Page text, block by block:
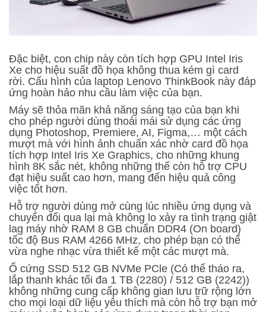
Đặc biệt, con chip này còn tích hợp GPU Intel Iris
Xe cho hiệu suất đồ họa không thua kém gì card
rời. Cấu hình của laptop Lenovo ThinkBook này đáp
ứng hoàn hảo nhu cầu làm việc của bạn.
Máy sẽ thỏa mãn khả năng sáng tạo của bạn khi
cho phép người dùng thoải mái sử dụng các ứng
dụng Photoshop, Premiere, AI, Figma,… một cách
mượt mà với hình ảnh chuẩn xác nhờ card đồ họa
tích hợp Intel Iris Xe Graphics, cho những khung
hình 8K sắc nét, không những thế còn hỗ trợ CPU
đạt hiệu suất cao hơn, mang đến hiệu quả công
việc tốt hơn.
Hỗ trợ người dùng mở cùng lúc nhiều ứng dụng và
chuyển đổi qua lại mà không lo xảy ra tình trạng giật
lag máy nhờ RAM 8 GB chuẩn DDR4 (On board)
tốc độ Bus RAM 4266 MHz, cho phép bạn có thể
vừa nghe nhạc vừa thiết kế một các mượt mà.
Ổ cứng SSD 512 GB NVMe PCle (Có thể tháo ra,
lắp thanh khác tối đa 1 TB (2280) / 512 GB (2242))
không những cung cấp không gian lưu trữ rộng lớn
cho mọi loại dữ liệu yêu thích mà còn hỗ trợ bạn mở